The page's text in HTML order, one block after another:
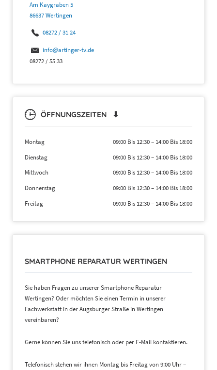
Am Kaygraben 5
86637 Wertingen
08272 / 31 24
info@artinger-tv.de
08272 / 55 33
ÖFFNUNGSZEITEN ⬇
Montag 09:00 Bis 12:30– 14:00 Bis 18:00
Dienstag
09:00 Bis 12:30– 14:00 Bis 18:00
Mittwoch
09:00 Bis 12:30– 14:00 Bis 18:00
Donnerstag
09:00 Bis 12:30– 14:00 Bis 18:00
Freitag
09:00 Bis 12:30– 14:00 Bis 18:00
SMARTPHONE REPARATUR WERTINGEN
Sie haben Fragen zu unserer Smartphone Reparatur
Wertingen? Oder möchten Sie einen Termin in unserer
Fachwerkstatt in der Augsburger Straße in Wertingen
vereinbaren?
Gerne können Sie uns telefonisch oder per E-Mail kontaktieren.
Telefonisch stehen wir ihnen Montag bis Freitag von 9:00 Uhr –